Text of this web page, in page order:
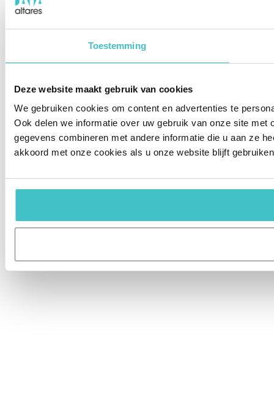
Toestemming
Deze website maakt gebruik van cookies
We gebruiken cookies om content en advertenties te
Ook delen we informatie over uw gebruik van onze site
gegevens combineren met andere informatie die u aan ze
akkoord met onze cookies als u onze website blijft